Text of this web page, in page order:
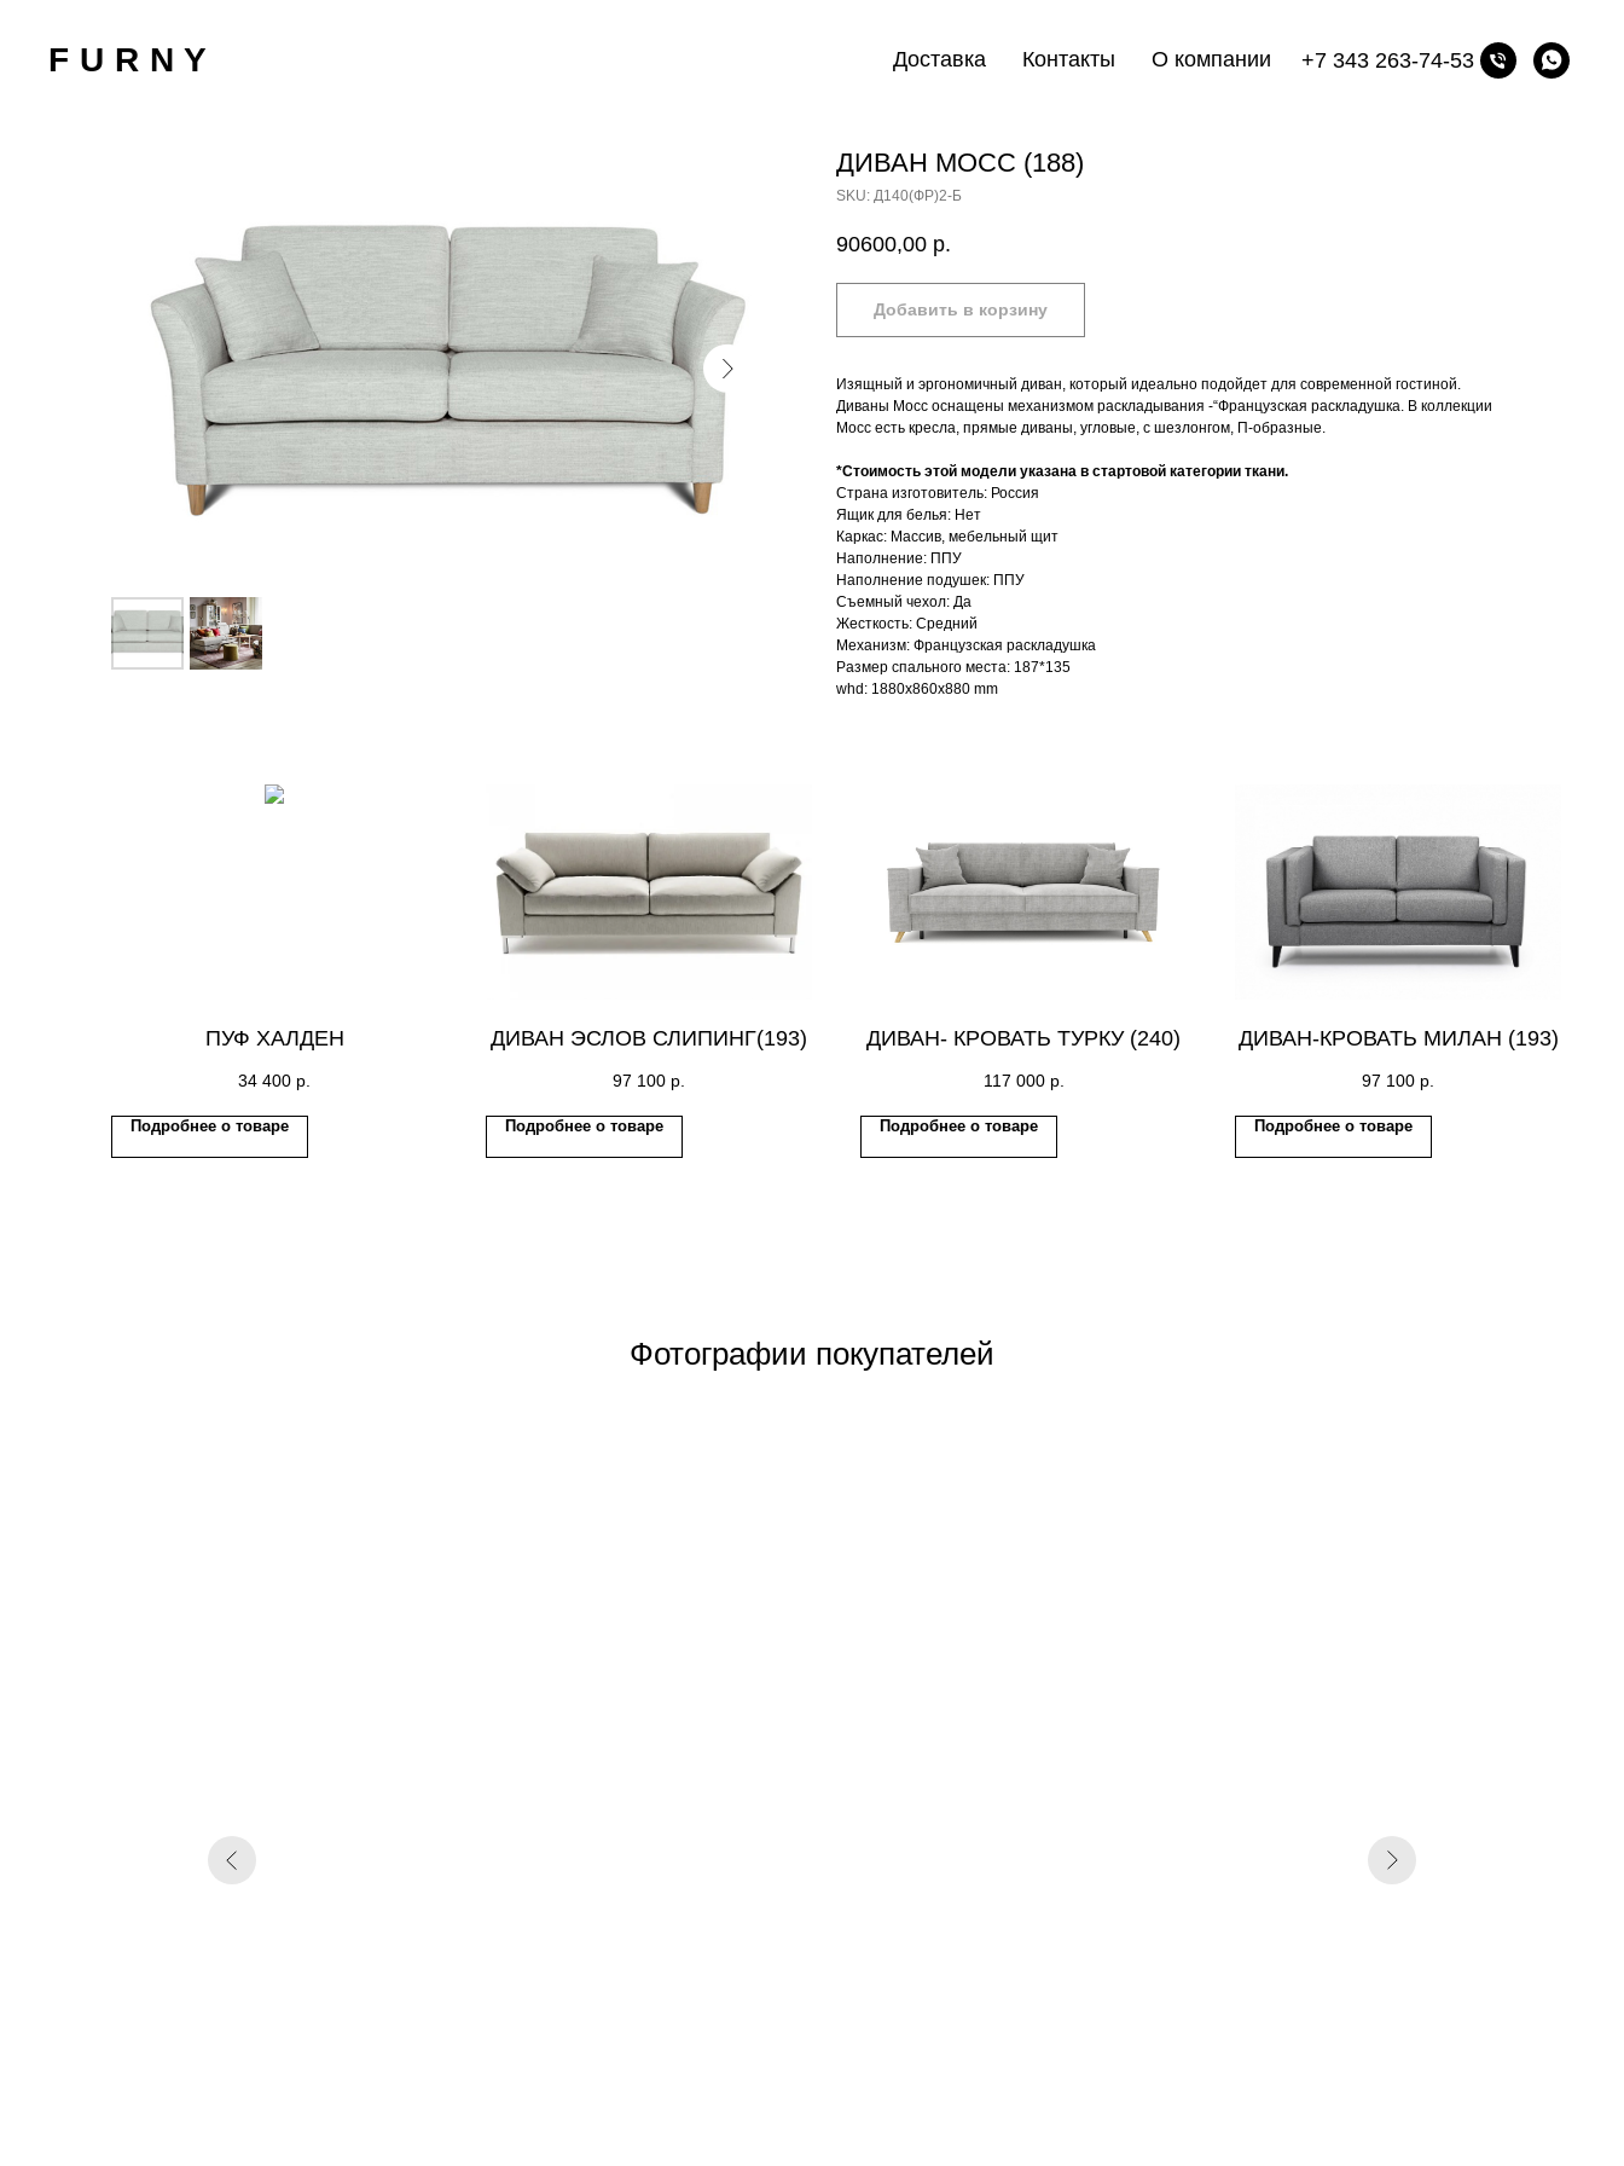
F U R N Y Доставка Контакты О компании +7 343 263-74-53
ДИВАН МОСС (188)
SKU: Д140(ФР)2-Б
90600,00 р.
Добавить в корзину
Изящный и эргономичный диван, который идеально подойдет для современной гостиной.
Диваны Мосс оснащены механизмом раскладывания -“Французская раскладушка. В коллекции
Мосс есть кресла, прямые диваны, угловые, с шезлонгом, П-образные.
*Стоимость этой модели указана в стартовой категории ткани.
Страна изготовитель: Россия
Ящик для белья: Нет
Каркас: Массив, мебельный щит
Наполнение: ППУ
Наполнение подушек: ППУ
Съемный чехол: Да
Жесткость: Средний
Механизм: Французская раскладушка
Размер спального места: 187*135
whd: 1880x860x880 mm
ПУФ ХАЛДЕН
34 400 р.
Подробнее о товаре
ДИВАН ЭСЛОВ СЛИПИНГ(193)
97 100 р.
Подробнее о товаре
ДИВАН- КРОВАТЬ ТУРКУ (240)
117 000 р.
Подробнее о товаре
ДИВАН-КРОВАТЬ МИЛАН (193)
97 100 р.
Подробнее о товаре
Фотографии покупателей